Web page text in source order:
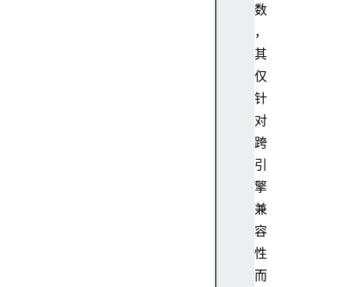
数
，
其
仅
针
对
跨
引
擎
兼
容
性
而